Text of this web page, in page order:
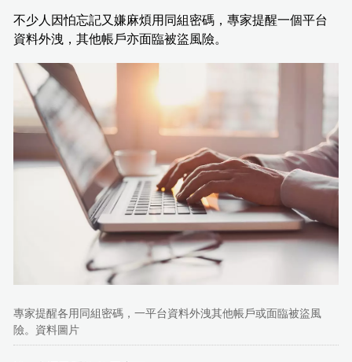
不少人因怕忘記又嫌麻煩用同組密碼，專家提醒一個平台
資料外洩，其他帳戶亦面臨被盜風險。
專家提醒各用同組密碼，一平台資料外洩其他帳戶或面臨被盜風
險。資料圖片